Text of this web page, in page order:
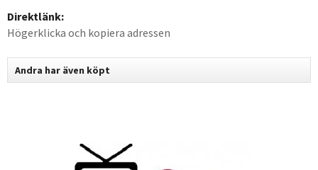
Direktlänk:
Högerklicka och kopiera adressen
Andra har även köpt